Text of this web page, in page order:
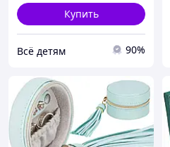
Купить
Всё детям 90%